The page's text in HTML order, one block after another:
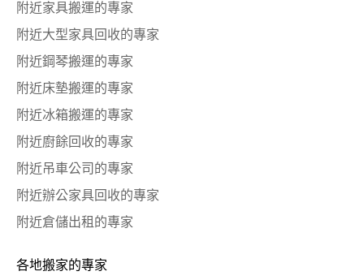
附近家具搬運的專家
附近大型家具回收的專家
附近鋼琴搬運的專家
附近床墊搬運的專家
附近冰箱搬運的專家
附近廚餘回收的專家
附近吊車公司的專家
附近辦公家具回收的專家
附近倉儲出租的專家
各地搬家的專家